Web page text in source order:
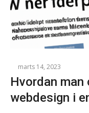
marts 14, 2023
Hvordan
webdesign i